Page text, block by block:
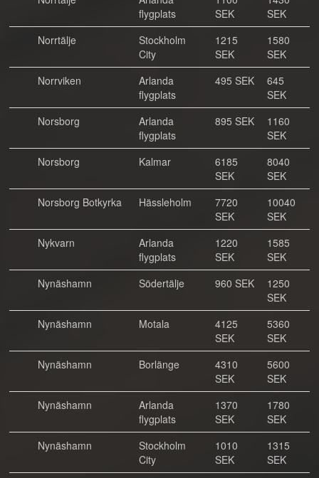
flygplats
SEK
SEK
Norrtälje
Stockholm
City
1215
SEK
1580
SEK
Norrviken
Arlanda
flygplats
495 SEK
645
SEK
Norsborg
Arlanda
flygplats
895 SEK
1160
SEK
Norsborg
Kalmar
6185
SEK
8040
SEK
Norsborg Botkyrka
Hässleholm
7720
SEK
10040
SEK
Nykvarn
Arlanda
flygplats
1220
SEK
1585
SEK
Nynäshamn
Södertälje 960 SEK
1250
SEK
Nynäshamn
Motala
4125
SEK
5360
SEK
Nynäshamn
Borlänge
4310
SEK
5600
SEK
Nynäshamn
Arlanda
flygplats
1370
SEK
1780
SEK
Nynäshamn
Stockholm
City
1010
SEK
1315
SEK